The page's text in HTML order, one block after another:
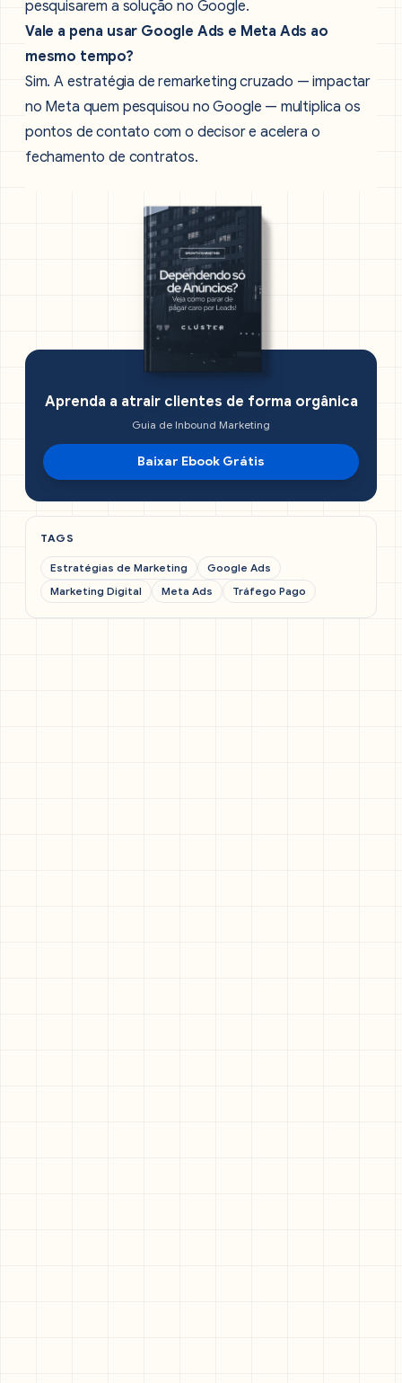
pesquisarem a solução no Google.
Vale a pena usar Google Ads e Meta Ads ao
mesmo tempo?
Sim. A estratégia de remarketing cruzado — impactar
no Meta quem pesquisou no Google — multiplica os
pontos de contato com o decisor e acelera o
fechamento de contratos.
Aprenda a atrair clientes de forma orgânica
Guia de Inbound Marketing
Baixar Ebook Grátis
TAGS
Estratégias de Marketing
Google Ads
Marketing Digital
Meta Ads Tráfego Pago